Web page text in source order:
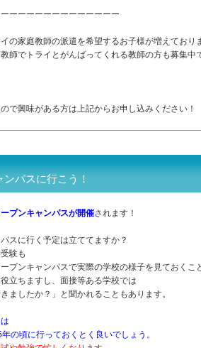
ーーーーーーーーーーーーー
の家庭教師の派遣を希望するお子様が増えており
師でトライとがんばってくれる教師の方も募集中
で興味がある方は上記からお申し込みください！
パスに行こう！
プンキャンパスが開催されます！
スに行く予定は立ててますか？
験も
プンキャンパスで実際の学校の様子を見ておくこ
立ちますし、面接等ある学校では
ましたか？」と聞かれることもあります。
の頃に行っておくとく良いでしょう。